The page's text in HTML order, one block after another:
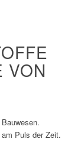
VON
Puls der Zeit.